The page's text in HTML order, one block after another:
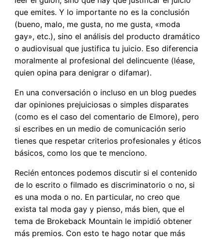
que emites. Y lo importante no es la conclusión
(bueno, malo, me gusta, no me gusta, «moda
gay», etc.), sino el análisis del producto dramático
o audiovisual que justifica tu juicio. Eso diferencia
moralmente al profesional del delincuente (léase,
quien opina para denigrar o difamar).
En una conversación o incluso en un blog puedes
dar opiniones prejuiciosas o simples disparates
(como es el caso del comentario de Elmore), pero
si escribes en un medio de comunicación serio
tienes que respetar criterios profesionales y éticos
básicos, como los que te menciono.
Recién entonces podemos discutir si el contenido
de lo escrito o filmado es discriminatorio o no, si
es una moda o no. En particular, no creo que
exista tal moda gay y pienso, más bien, que el
tema de Brokeback Mountain le impidió obtener
más premios. Con esto te hago notar que más